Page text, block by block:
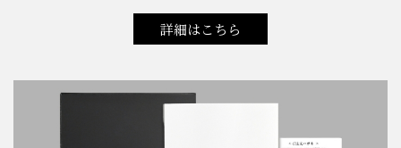
詳細はこちら